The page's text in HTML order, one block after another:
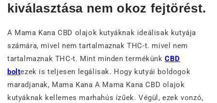
kiválasztása nem okoz fejtörést.
A Mama Kana CBD olajok kutyáknak ideálisak kutyája
számára, mivel nem tartalmaznak THC-t. mivel nem
tartalmaznak THC-t. Mint minden termékünkCBD
boltezek is teljesen legálisak. Hogy kutyái boldogok
maradjanak, Mama Kana A Mama Kana CBD olajok
kutyáknak kellemes marhahús ízűek. Végül, ezek vonzó,